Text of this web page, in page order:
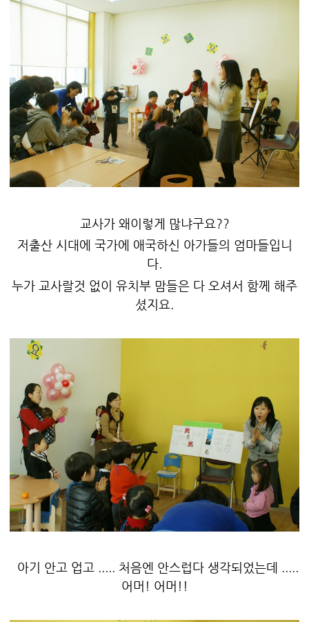
교사가 왜이렇게 많냐구요??
저출산 시대에 국가에 애국하신 아가들의 엄마들입니
다.
누가 교사랄것 없이 유치부 맘들은 다 오셔서 함께 해주
셨지요.
아기 안고 업고 ..... 처음엔 안스럽다 생각되었는데 .....
어머! 어머!!